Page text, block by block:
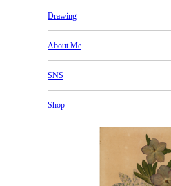
Drawing
About Me
SNS
Shop